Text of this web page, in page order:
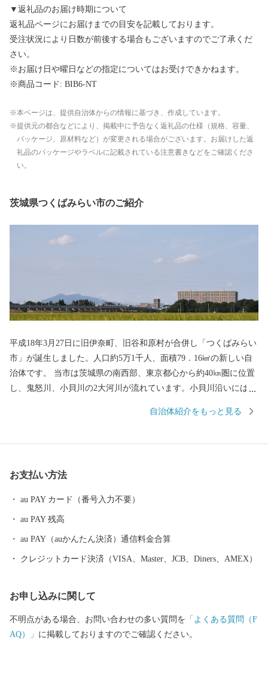
▼返礼品のお届け時期について
返礼品ページにお届けまでの目安を記載しております。
受注状況により日数が前後する場合もございますのでご了承くだ
さい。
※お届け日や曜日などの指定についてはお受けできかねます。
※商品コード: BIB6-NT
本ページは、提供自治体からの情報に基づき、作成しています。
提供元の都合などにより、掲載中に予告なく返礼品の仕様（規格、容量、
パッケージ、原材料など）が変更される場合がございます。お届けした返
礼品のパッケージやラベルに記載されている注意書きなどをご確認くださ
い。
茨城県つくばみらい市のご紹介
平成18年3月27日に旧伊奈町、旧谷和原村が合併し「つくばみらい
市」が誕生しました。人口約5万1千人、面積79．16㎢の新しい自
治体です。 当市は茨城県の南西部、東京都心から約40㎞圏に位置
し、鬼怒川、小貝川の2大河川が流れています。小貝川沿いには、
地が形成され首都圏近郊都市に位置付けされています。 道路網
速鉄道「つくばエクスプレス」が走り、みらい平駅から東京秋葉
原まで最速で40分、つくばまでは12分で結ばれました。 みらい平
備され、新しいまちづくり進んでいます。 また、市内には首都圏
内で唯一、時代劇のロケが出来る施設である「ワープステーショ
ン江戸」をはじめ、関東三大不動尊である「板橋不動尊」や茨城
ど、多くの観光名所があります。 ぜひ魅力あふれる当市まで実際
に足をお運びください。
自治体紹介をもっと見る
お支払い方法
au PAY カード（番号入力不要）
au PAY 残高
au PAY（auかんたん決済）通信料金合算
クレジットカード決済（VISA、Master、JCB、Diners、AMEX）
お申し込みに関して
不明点がある場合、お問い合わせの多い質問を 「よくある質問（F
AQ）」 に掲載しておりますのでご確認ください。